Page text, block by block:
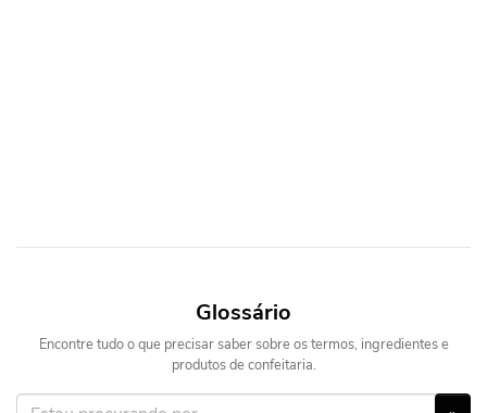
Glossário
Encontre tudo o que precisar saber sobre os termos, ingredientes e
produtos de confeitaria.